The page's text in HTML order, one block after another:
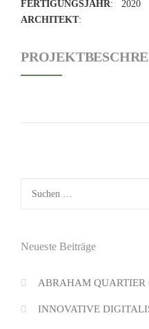
FERTIGUNGSJAHR: 2020
ARCHITEKT:
Neueste Beiträge
ABRAHAM QUARTIER
INNOVATIVE